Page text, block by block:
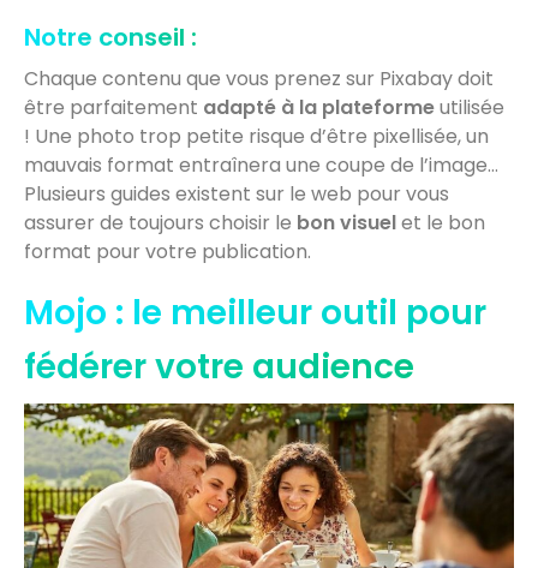
Notre conseil :
Chaque contenu que vous prenez sur Pixabay doit
être parfaitement adapté à la plateformeutilisée
! Une photo trop petite risque d’être pixellisée, un
mauvais format entraînera une coupe de l’image…
Plusieurs guides existent sur le web pour vous
assurer de toujours choisir le bon visuelet le bon
format pour votre publication.
Mojo : le meilleur outil pour
fédérer votre audience